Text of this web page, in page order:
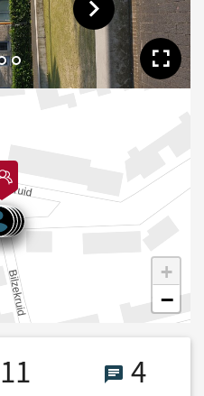
Toon volgende
+
−
3
11 Goed idee
11 4 4